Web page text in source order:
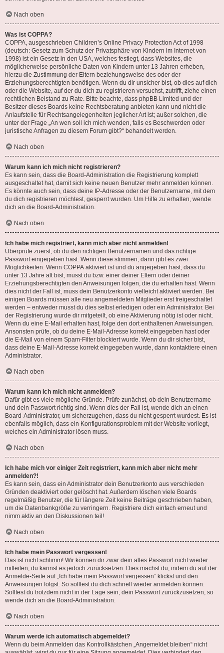
Nach oben
Was ist COPPA?
COPPA, ausgeschrieben Children’s Online Privacy Protection Act of 1998
(deutsch: Gesetz zum Schutz der Privatsphäre von Kindern im Internet von
1998) ist ein Gesetz in den USA, welches festlegt, dass Websites, die
möglicherweise persönliche Daten von Kindern unter 13 Jahren erheben,
hierzu die Zustimmung der Eltern beziehungsweise des oder der
Erziehungsberechtigten benötigen. Wenn du dir unsicher bist, ob dies auf dich
oder die Website, auf der du dich zu registrieren versuchst, zutrifft, ziehe einen
rechtlichen Beistand zu Rate. Bitte beachte, dass phpBB Limited und der
Besitzer dieses Boards keine Rechtsberatung anbieten kann und nicht die
Anlaufstelle für Rechtsangelegenheiten jeglicher Art ist; außer solchen, die
unter der Frage „An wen soll ich mich wenden, falls es Beschwerden oder
juristische Anfragen zu diesem Forum gibt?“ behandelt werden.
Nach oben
Warum kann ich mich nicht registrieren?
Es kann sein, dass die Board-Administration die Registrierung komplett
ausgeschaltet hat, damit sich keine neuen Benutzer mehr anmelden können.
Es könnte auch sein, dass deine IP-Adresse oder der Benutzername, mit dem
du dich registrieren möchtest, gesperrt wurden. Um Hilfe zu erhalten, wende
dich an die Board-Administration.
Nach oben
Ich habe mich registriert, kann mich aber nicht anmelden!
Überprüfe zuerst, ob du den richtigen Benutzernamen und das richtige
Passwort eingegeben hast. Wenn diese stimmen, dann gibt es zwei
Möglichkeiten. Wenn COPPA aktiviert ist und du angegeben hast, dass du
unter 13 Jahre alt bist, musst du bzw. einer deiner Eltern oder deiner
Erziehungsberechtigten den Anweisungen folgen, die du erhalten hast. Wenn
dies nicht der Fall ist, muss dein Benutzerkonto vielleicht aktiviert werden. Bei
einigen Boards müssen alle neu angemeldeten Mitglieder erst freigeschaltet
werden – entweder musst du dies selbst erledigen oder ein Administrator. Bei
der Registrierung wurde dir mitgeteilt, ob eine Aktivierung nötig ist oder nicht.
Wenn du eine E-Mail erhalten hast, folge den dort enthaltenen Anweisungen.
Ansonsten prüfe, ob du deine E-Mail-Adresse korrekt eingegeben hast oder
die E-Mail von einem Spam-Filter blockiert wurde. Wenn du dir sicher bist,
dass deine E-Mail-Adresse korrekt eingegeben wurde, dann kontaktiere einen
Administrator.
Nach oben
Warum kann ich mich nicht anmelden?
Dafür gibt es viele mögliche Gründe. Prüfe zunächst, ob dein Benutzername
und dein Passwort richtig sind. Wenn dies der Fall ist, wende dich an einen
Board-Administrator, um sicherzugehen, dass du nicht gesperrt wurdest. Es ist
ebenfalls möglich, dass ein Konfigurationsproblem mit der Website vorliegt,
welches ein Administrator lösen muss.
Nach oben
Ich habe mich vor einiger Zeit registriert, kann mich aber nicht mehr
anmelden?!
Es kann sein, dass ein Administrator dein Benutzerkonto aus verschieden
Gründen deaktiviert oder gelöscht hat. Außerdem löschen viele Boards
regelmäßig Benutzer, die für längere Zeit keine Beiträge geschrieben haben,
um die Datenbankgröße zu verringern. Registriere dich einfach erneut und
nimm aktiv an den Diskussionen teil!
Nach oben
Ich habe mein Passwort vergessen!
Das ist nicht schlimm! Wir können dir zwar dein altes Passwort nicht wieder
mitteilen, du kannst es jedoch zurücksetzen. Dies machst du, indem du auf der
Anmelde-Seite auf „Ich habe mein Passwort vergessen“ klickst und den
Anweisungen folgst. So solltest du dich schnell wieder anmelden können.
Solltest du trotzdem nicht in der Lage sein, dein Passwort zurückzusetzen, so
wende dich an die Board-Administration.
Nach oben
Warum werde ich automatisch abgemeldet?
Wenn du beim Anmelden das Kontrollkästchen „Angemeldet bleiben“ nicht